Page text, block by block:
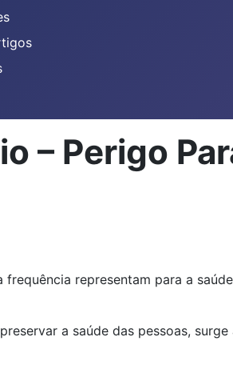
– Perigo
representam para a
a saúde das pessoas,